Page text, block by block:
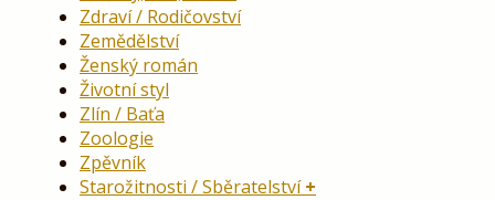
Zdraví / Rodičovství
Zemědělství
Ženský román
Životní styl
Zlín / Baťa
Zoologie
Zpěvník
Starožitnosti / Sběratelství